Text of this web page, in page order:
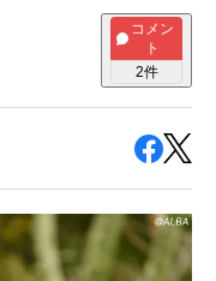
コメン
ト
2件